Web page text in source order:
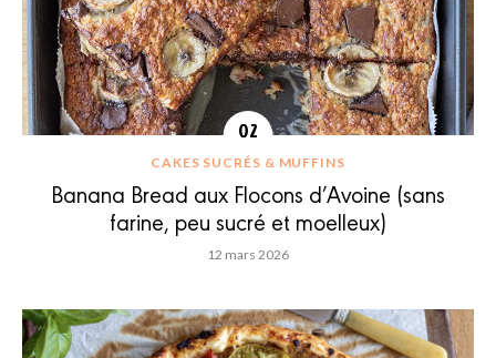
CAKES SUCRÉS & MUFFINS
Banana Bread aux Flocons d’Avoine (sans
farine, peu sucré et moelleux)
12 mars 2026